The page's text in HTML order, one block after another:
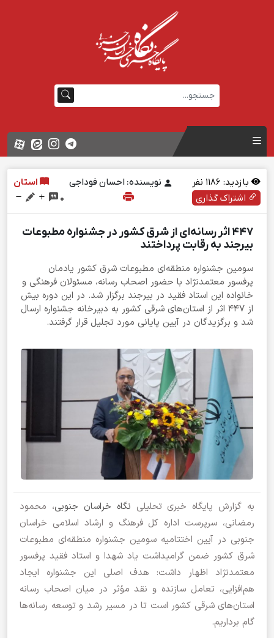
بازدید: نفر نویسنده: احسان فوداجی
استان
اشتراک گذاری
0
۴۴۷ اثر رسانه‌ای از شرق کشور در جشنواره مطبوعات
بیرجند به رقابت پرداختند
سومین جشنواره منطقه‌ای مطبوعات شرق کشور یادمان
پرفسور معتمدنژاد با حضور اصحاب رسانه، مسئولان فرهنگی و
خانواده این استاد فقید در بیرجند برگزار شد. در این دوره بیش
از ۴۴۷ اثر از استان‌های شرقی کشور به دبیرخانه جشنواره ارسال
شد و برگزیدگان در آیین پایانی مورد تجلیل قرار گرفتند.
به گزارش پایگاه خبری تحلیلی نگاه خراسان جنوبی، محمود
رمضانی، سرپرست اداره کل فرهنگ و ارشاد اسلامی خراسان
جنوبی در آیین اختتامیه سومین جشنواره منطقه‌ای مطبوعات
شرق کشور ضمن گرامیداشت یاد شهدا و استاد فقید پرفسور
معتمدنژاد اظهار داشت: هدف اصلی این جشنواره ایجاد
هم‌افزایی، تعامل سازنده و نقد مؤثر در میان اصحاب رسانه
استان‌های شرقی کشور است تا در مسیر رشد و توسعه رسانه‌ها
گام برداریم.